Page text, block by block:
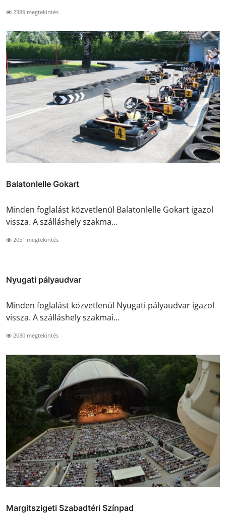
2389 megtekintés
Balatonlelle Gokart
Minden foglalást közvetlenül Balatonlelle Gokart igazol
vissza. A szálláshely szakma...
2051 megtekintés
Nyugati pályaudvar
Minden foglalást közvetlenül Nyugati pályaudvar igazol
vissza. A szálláshely szakmai...
2030 megtekintés
Margitszigeti Szabadtéri Színpad